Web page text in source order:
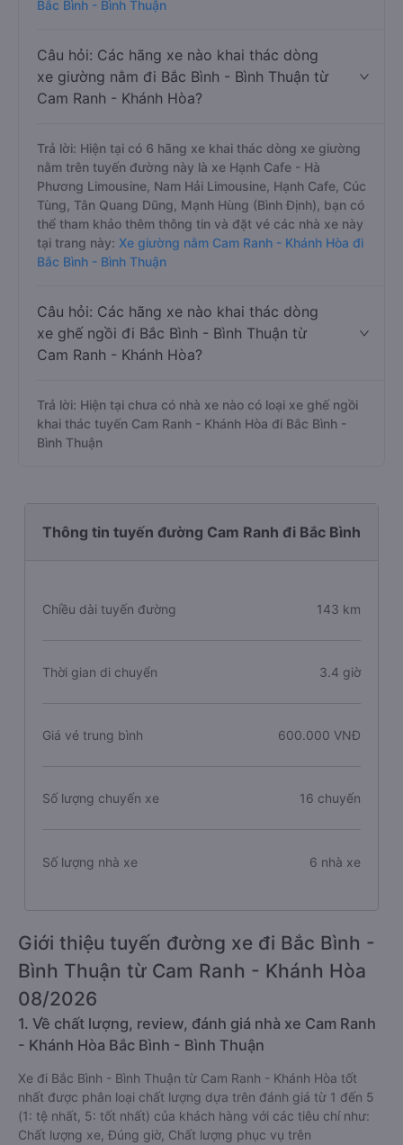
Bắc Bình - Bình Thuận
Câu hỏi: Các hãng xe nào khai thác dòng
xe giường nằm đi Bắc Bình - Bình Thuận từ
Cam Ranh - Khánh Hòa?
Trả lời: Hiện tại có 6 hãng xe khai thác dòng xe giường
nằm trên tuyến đường này là xe Hạnh Cafe - Hà
Phương Limousine, Nam Hải Limousine, Hạnh Cafe, Cúc
Tùng, Tân Quang Dũng, Mạnh Hùng (Bình Định), bạn có
thể tham khảo thêm thông tin và đặt vé các nhà xe này
tại trang này: Xe giường nằm Cam Ranh - Khánh Hòa đi
Bắc Bình - Bình Thuận
Câu hỏi: Các hãng xe nào khai thác dòng
xe ghế ngồi đi Bắc Bình - Bình Thuận từ
Cam Ranh - Khánh Hòa?
Trả lời: Hiện tại chưa có nhà xe nào có loại xe ghế ngồi
khai thác tuyến Cam Ranh - Khánh Hòa đi Bắc Bình -
Bình Thuận
Thông tin tuyến đường Cam Ranh đi Bắc Bình
Chiều dài tuyến đường 143 km
Thời gian di chuyển 3.4 giờ
Giá vé trung bình 600.000 VNĐ
Số lượng chuyến xe 16 chuyến
Số lượng nhà xe 6 nhà xe
Giới thiệu tuyến đường xe đi Bắc Bình -
Bình Thuận từ Cam Ranh - Khánh Hòa
08/2026
1. Về chất lượng, review, đánh giá nhà xe Cam Ranh
- Khánh Hòa Bắc Bình - Bình Thuận
Xe đi Bắc Bình - Bình Thuận từ Cam Ranh - Khánh Hòa tốt
nhất được phân loại chất lượng dựa trên đánh giá từ 1 đến 5
(1: tệ nhất, 5: tốt nhất) của khách hàng với các tiêu chí như:
Chất lượng xe, Đúng giờ, Chất lượng phục vụ trên